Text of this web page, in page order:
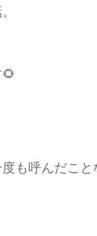
も呼んだこと